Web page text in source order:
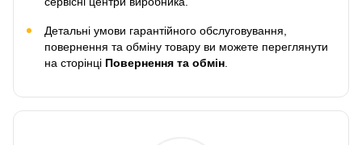
Детальні умови гарантійного обслуговування,
повернення та обміну товару ви можете переглянути
на сторінці Повернення та обмін